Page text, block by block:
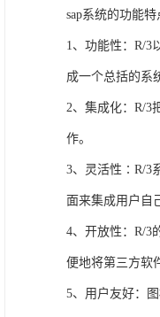
sap系统的功能特
1、功能性：R/3
成一个总括的系
2、集成化：R/3
作。
3、灵活性∶R/3
面来集成用户自
4、开放性：R/3
便地将第三方软
5、用户友好：